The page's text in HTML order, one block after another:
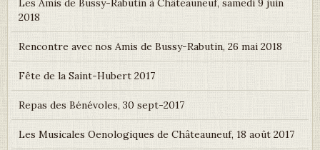
Les Amis de Bussy-Rabutin à Châteauneuf, samedi 9 juin
2018
Rencontre avec nos Amis de Bussy-Rabutin, 26 mai 2018
Fête de la Saint-Hubert 2017
Repas des Bénévoles, 30 sept-2017
Les Musicales Oenologiques de Châteauneuf, 18 août 2017